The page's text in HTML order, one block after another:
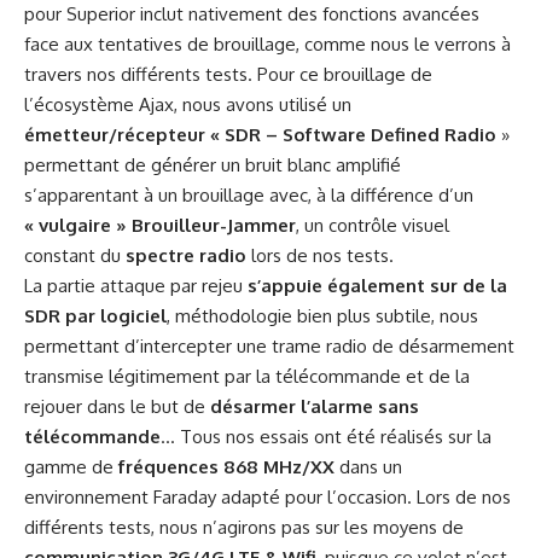
pour Superior inclut nativement des fonctions avancées
face aux tentatives de brouillage, comme nous le verrons à
travers nos différents tests. Pour ce brouillage de
l’écosystème Ajax, nous avons utilisé un
émetteur/récepteur « SDR – Software Defined Radio »
permettant de générer un bruit blanc amplifié
s’apparentant à un brouillage avec, à la différence d’un
« vulgaire » Brouilleur-Jammer, un contrôle visuel
constant du spectre radio lors de nos tests.
La partie attaque par rejeu s’appuie également sur de la
SDR par logiciel, méthodologie bien plus subtile, nous
permettant d’intercepter une trame radio de désarmement
transmise légitimement par la télécommande et de la
rejouer dans le but de désarmer l’alarme sans
télécommande… Tous nos essais ont été réalisés sur la
gamme defréquences 868 MHz/XX dans un
environnement Faraday adapté pour l’occasion. Lors de nos
différents tests, nous n’agirons pas sur les moyens de